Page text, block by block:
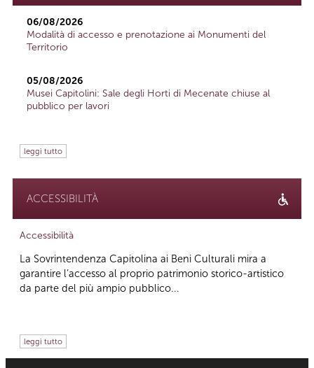
06/08/2026
Modalità di accesso e prenotazione ai Monumenti del
Territorio
05/08/2026
Musei Capitolini: Sale degli Horti di Mecenate chiuse al
pubblico per lavori
leggi tutto
ACCESSIBILITÀ
Accessibilità
La Sovrintendenza Capitolina ai Beni Culturali mira a
garantire l’accesso al proprio patrimonio storico-artistico
da parte del più ampio pubblico...
leggi tutto